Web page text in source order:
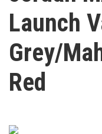
Launch
Grey/
Red